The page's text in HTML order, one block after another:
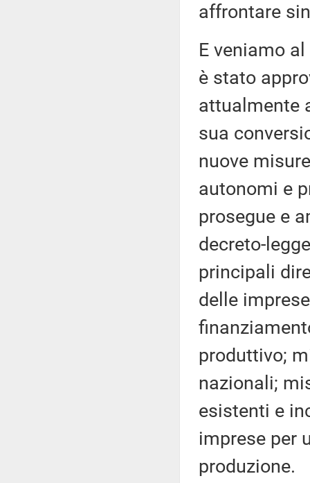
affrontare
E veniamo
è stato
attualmente
sua
nuove
autonomi e
prosegue e
decreto-
principali
delle
produttivo;
nazionali;
esistenti e
imprese per
produzione.